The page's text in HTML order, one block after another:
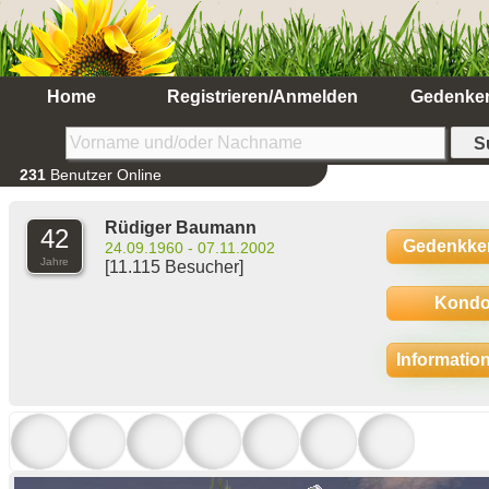
Home Registrieren/Anmelden
231 Benutzer Online
42
Jahre
Rüdiger Baumann
24.09.1960 - 07.11.2002
[11.115 Besucher]